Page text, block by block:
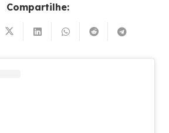
Compartilhe: